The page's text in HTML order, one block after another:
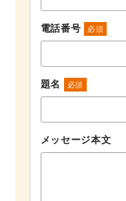
電話番号 必須
題名 必須
メッセージ本文